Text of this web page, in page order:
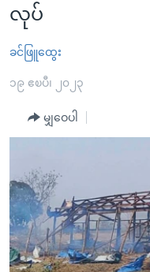
များ
ပင်မ
ကျော်
ကြည့်
ပင်မ
အ
ညွန်း
စာမျက်နှာ
သို့
နိုင်ငံတကာ
အစ္စရေး-ပါလက်စတိုင်း
ဗွီဒီယို
အင်္ဂလိပ်စာလေ့လာမယ်
အမေရိကန်သုံးအီဒီယံ
ရုပ်ရှင်ထဲက အင်္ဂလိပ်စာ
သုတပဒေသာ အင်္ဂလိပ်စာ
အပတ်စဉ်ကဏ္ဍများ
တီဗွီ
ရေဒီယိုနှင့်ရုပ်သံ အချက်အ
ရေဒီယို/တီဗွီအစီအစဉ်
Learning English
ဗွီအိုအေ လူမှုကွန်ယက်များ
လုပ်
ခင်ဖြူထွေး
၁၉ ဧၿပီ၊ ၂၀၂၃
မျှဝေပါ